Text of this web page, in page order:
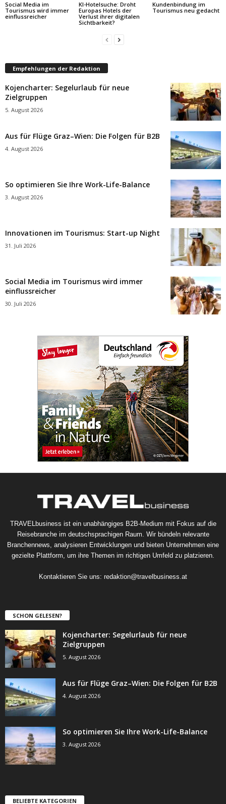
Social Media im
Tourismus wird immer
einflussreicher
KI-Hotelsuche: Droht
Europas Hotels der
Verlust ihrer digitalen
Sichtbarkeit?
Kundenbindung im
Tourismus neu gedacht
Empfehlungen der Redaktion
Kojencharter: Segelurlaub für neue
Zielgruppen
5. August 2026
Aus für Flüge Graz–Wien: Die Folgen für B2B
4. August 2026
So optimieren Sie Ihre Work-Life-Balance
3. August 2026
Innovationen im Tourismus: Start-up Night
31. Juli 2026
Social Media im Tourismus wird immer
einflussreicher
30. Juli 2026
TRAVELbusiness ist ein unabhängiges B2B-Medium mit Fokus auf die
Reisebranche im deutschsprachigen Raum. Wir bündeln relevante
Branchennews, analysieren Entwicklungen und bieten Unternehmen eine
gezielte Plattform, um ihre Themen im richtigen Umfeld zu platzieren.
Kontaktieren Sie uns: redaktion@travelbusiness.at
SCHON GELESEN?
Kojencharter: Segelurlaub für neue
Zielgruppen
5. August 2026
Aus für Flüge Graz–Wien: Die Folgen für B2B
4. August 2026
So optimieren Sie Ihre Work-Life-Balance
3. August 2026
BELIEBTE KATEGORIEN